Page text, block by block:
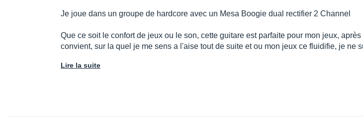
Je joue dans un groupe de hardcore avec un Mesa Boogie dual rectifier 2 Channel
Que ce soit le confort de jeux ou le son, cette guitare est parfaite pour mon jeux,
convient, sur la quel je me sens a l'aise tout de suite et ou mon jeux ce fluidifie, je ne
Lire la suite